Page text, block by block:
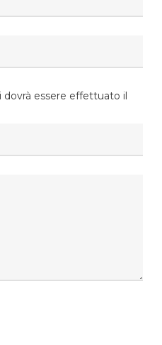
dovrà essere effettuato il